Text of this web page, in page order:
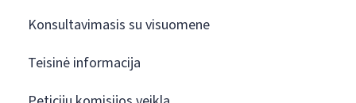
Konsultavimasis su visuomene
Teisinė informacija